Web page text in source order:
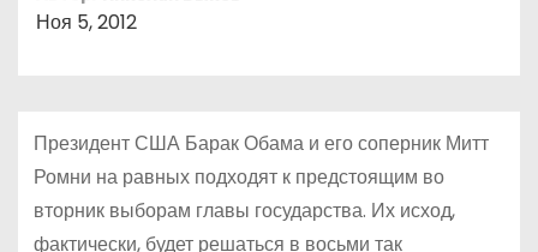
Ноя 5, 2012
Президент США Барак Обама и его соперник Митт
Ромни на равных подходят к предстоящим во
вторник выборам главы государства. Их исход,
фактически, будет решаться в восьми так